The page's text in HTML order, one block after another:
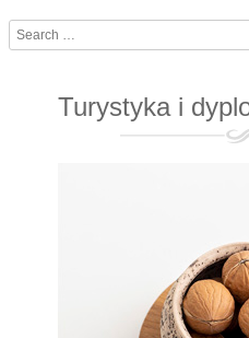
Post navigation
Search
Turystyka i